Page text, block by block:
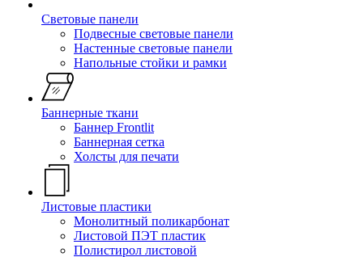
Световые панели
Подвесные световые панели
Настенные световые панели
Напольные стойки и рамки
Баннерные ткани
Баннер Frontlit
Баннерная сетка
Холсты для печати
Листовые пластики
Монолитный поликарбонат
Листовой ПЭТ пластик
Полистирол листовой